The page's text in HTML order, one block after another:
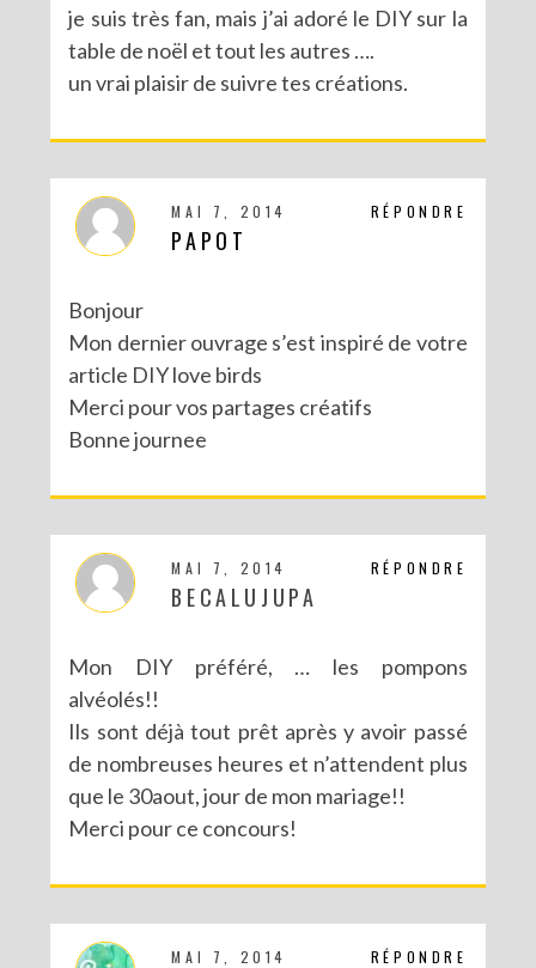
je suis très fan, mais j’ai adoré le DIY sur la
table de noël et tout les autres ….
un vrai plaisir de suivre tes créations.
RÉPONDRE
MAI 7, 2014
PAPOT
Bonjour
Mon dernier ouvrage s’est inspiré de votre
article DIY love birds
Merci pour vos partages créatifs
Bonne journee
RÉPONDRE
MAI 7, 2014
BECALUJUPA
Mon DIY préféré, … les pompons
alvéolés!!
Ils sont déjà tout prêt après y avoir passé
de nombreuses heures et n’attendent plus
que le 30aout, jour de mon mariage!!
Merci pour ce concours!
RÉPONDRE
MAI 7, 2014